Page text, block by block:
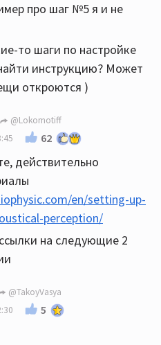
про шаг №5 я и не
то шаги по настройке
инструкцию? Может
откроются )
@Lokomotiff
62
действительно
en/setting-up-
perception/
на следующие 2
@TakoyVasya
5